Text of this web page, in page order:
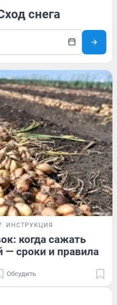
снега
ИНСТРУКЦИЯ
когда сажать
— сроки и правила
Обсудить